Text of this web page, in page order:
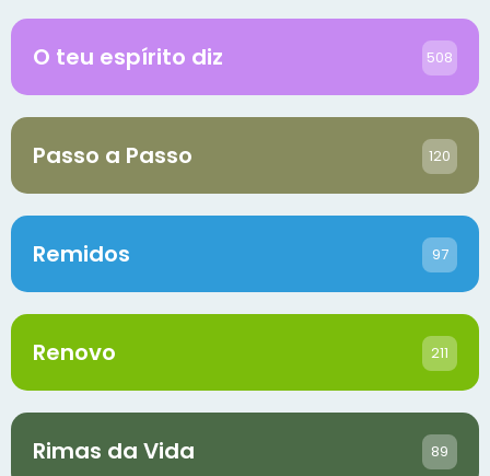
O teu espírito diz 508
Passo a Passo 120
Remidos 97
Renovo 211
Rimas da Vida 89